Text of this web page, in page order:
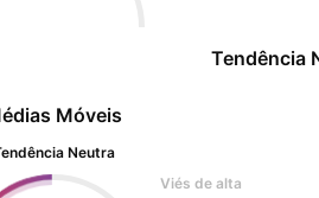
Tendência
Móveis
Neutra
Viés de alta